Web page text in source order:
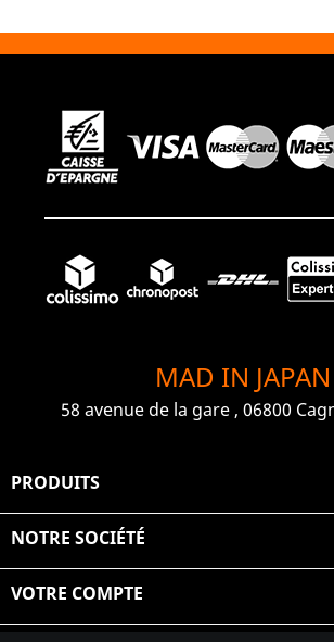
MAD IN JAPAN
58 avenue de la gare , 06800
PRODUITS
NOTRE SOCIÉTÉ
VOTRE COMPTE